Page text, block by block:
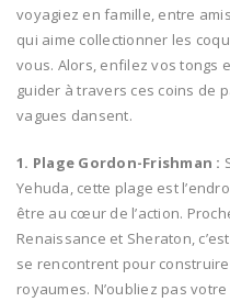
voyagiez en famille, entre
qui aime collectionner les
vous. Alors, enfilez vos tongs
guider à travers ces coins de
vagues dansent.
1. Plage Gordon-Frishman :
Yehuda, cette plage est
être au cœur de l’action.
Renaissance et Sheraton,
se rencontrent pour
royaumes. N’oubliez pas